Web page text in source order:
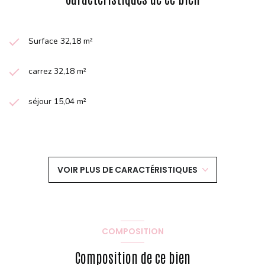
Surface 32,18 m²
carrez 32,18 m²
séjour 15,04 m²
cuisine américaine (équipée)
Chauffage individuel : radiateur (electrique)
VOIR PLUS DE CARACTÉRISTIQUES
COMPOSITION
Composition de ce bien